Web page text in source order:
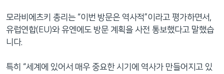
모라비에츠키 총리는 “이번 방문은 역사적”이라고 평가하면서,
유럽연합(EU)와 유엔에도 방문 계획을 사전 통보했다고 말했습
니다.
특히 “세계에 있어서 매우 중요한 시기에 역사가 만들어지고 있